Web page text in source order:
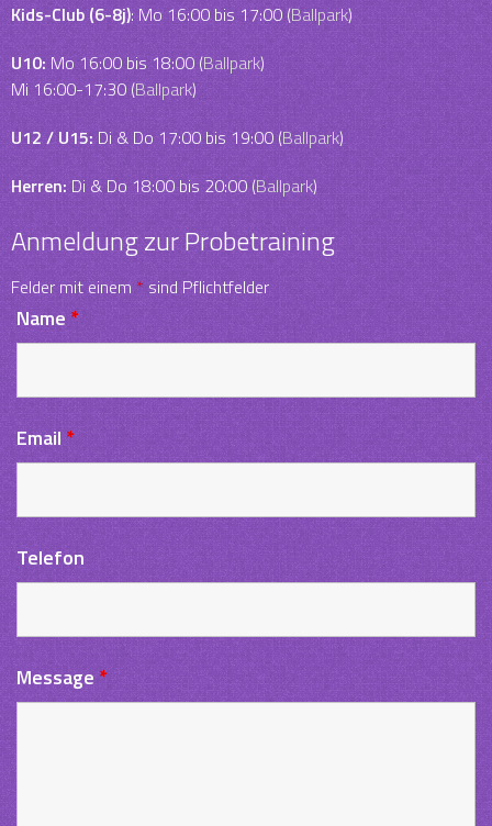
Kids-Club (6-8j): Mo 16:00 bis 17:00 (Ballpark)
U10: Mo 16:00 bis 18:00 (Ballpark)
Mi 16:00-17:30 (Ballpark)
U12 / U15: Di & Do 17:00 bis 19:00 (Ballpark)
Herren:Di & Do 18:00 bis 20:00 (Ballpark)
Anmeldung zur Probetraining
Felder mit einem*sind Pflichtfelder
Name*
Email *
Telefon
Message *